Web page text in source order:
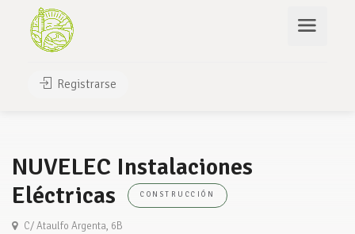
Registrarse
NUVELEC Instalaciones
Eléctricas
CONSTRUCCIÓN
C/ Ataulfo Argenta, 6B